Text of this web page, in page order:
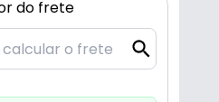
do frete